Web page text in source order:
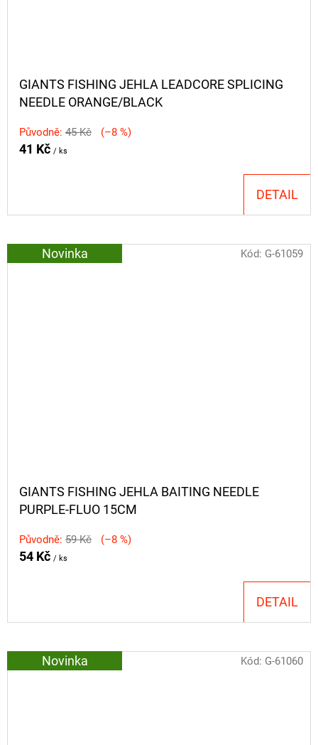
GIANTS FISHING JEHLA LEADCORE SPLICING
NEEDLE ORANGE/BLACK
Původně: 45 Kč (–8 %)
41 Kč / ks
DETAIL
Novinka
GIANTS FISHING JEHLA BAITING NEEDLE
PURPLE-FLUO 15CM
Původně: 59 Kč (–8 %)
54 Kč / ks
DETAIL
Kód: G-61059
Novinka Kód: G-61060